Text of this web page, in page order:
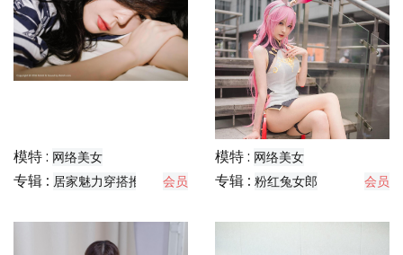
模特 : 网络美女
专辑 : 居家魅力穿搭推荐 会员
模特 : 网络美女
专辑 : 粉红兔女郎 会员